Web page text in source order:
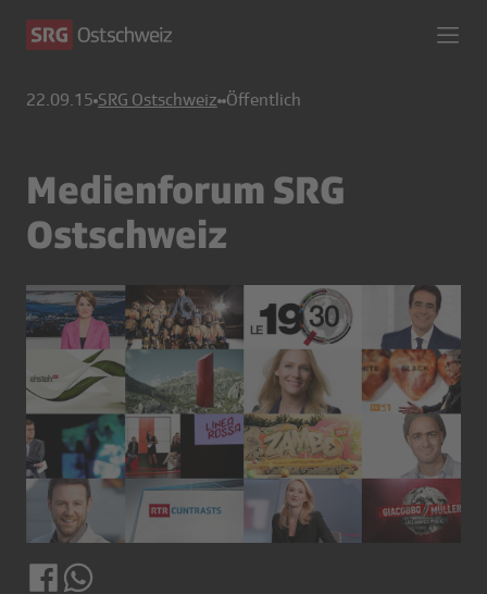
22.09.15 SRG Ostschweiz Öffentlich
Medienforum SRG
Ostschweiz